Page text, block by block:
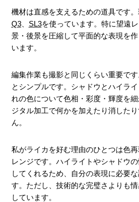
機材は直感を支えるための道具です
Q3、 SL3を使っています。特に望遠
景・後景を圧縮して平面的な表現を
います。
編集作業も撮影と同じくらい重要で
とシンプルです。シャドウとハイラ
れの色について色相・彩度・輝度を
ジタル加工で何かを加えたり消した
ん。
私がライカを好む理由のひとつは色
レンジです。ハイライトやシャドウ
してくれるため、自分の表現に必要
す。ただし、技術的な完璧さよりも
しています。